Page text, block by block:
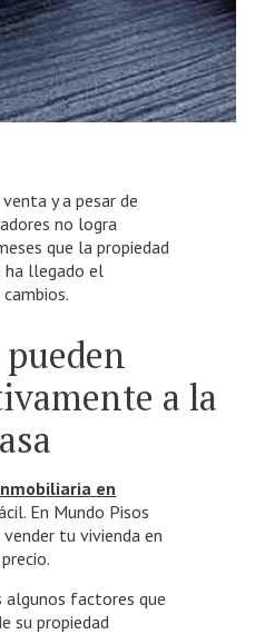
y a pesar de
no logra
que la propiedad
ha llegado el
a la
en
En Mundo Pisos
tu vivienda en
algunos factores que
su propiedad